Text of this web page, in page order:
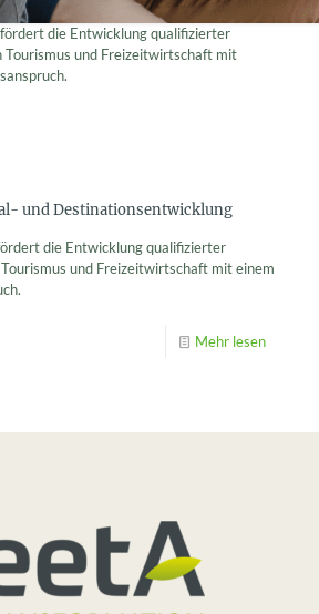
die Entwicklung qualifizierter
Tourismus und Freizeitwirtschaft mit
und Destinationsentwicklung
die Entwicklung qualifizierter
und Freizeitwirtschaft mit einem
Mehr lesen